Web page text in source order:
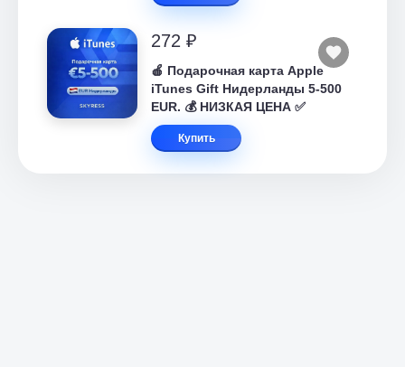
272 ₽
🍎 Подарочная карта Apple
iTunes Gift Нидерланды 5-500
EUR. 💰 НИЗКАЯ ЦЕНА ✅
Купить